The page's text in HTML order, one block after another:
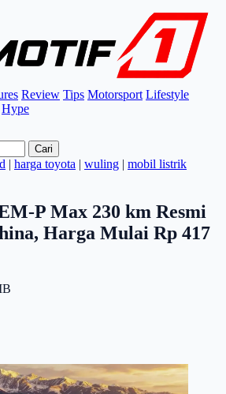
Review Tips Motorsport Lifestyle
Hype
Cari
| harga toyota | wuling | mobil listrik
P Max 230 km Resmi
Harga Mulai Rp 417